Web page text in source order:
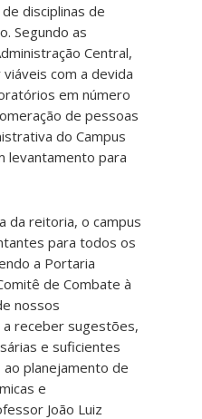
disciplinas de
Segundo as
Central,
com a devida
em número
de pessoas
do Campus
levantamento para
da reitoria, o campus
para todos os
a Portaria
de Combate à
nossos
receber sugestões,
e suficientes
planejamento de
e
João Luiz